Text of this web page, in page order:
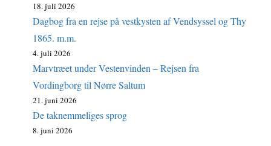
18. juli 2026
Dagbog fra en rejse på vestkysten af Vendsyssel og Thy
1865. m.m.
4. juli 2026
Marvtræet under Vestenvinden – Rejsen fra
Vordingborg til Nørre Saltum
21. juni 2026
De taknemmeliges sprog
8. juni 2026